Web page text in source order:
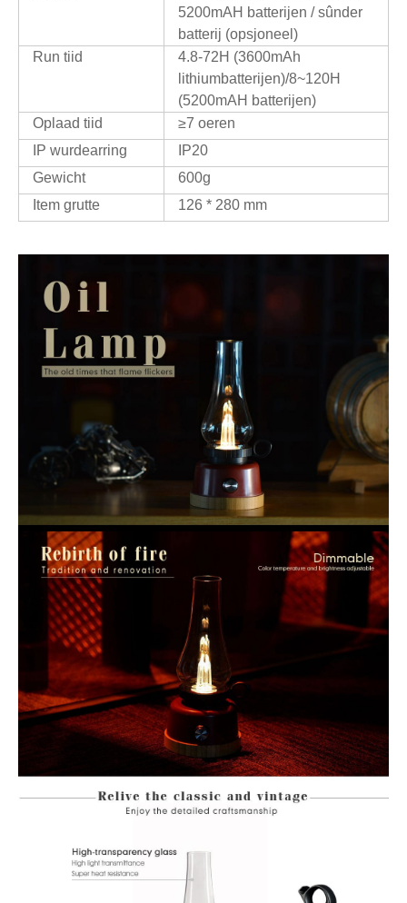
5200mAH batterijen / sûnder
batterij (opsjoneel)
Run tiid
4.8-72H (3600mAh
lithiumbatterijen)/8~120H
(5200mAH batterijen)
Oplaad tiid
≥7 oeren
IP wurdearring
IP20
Gewicht
600g
Item grutte
126 * 280 mm